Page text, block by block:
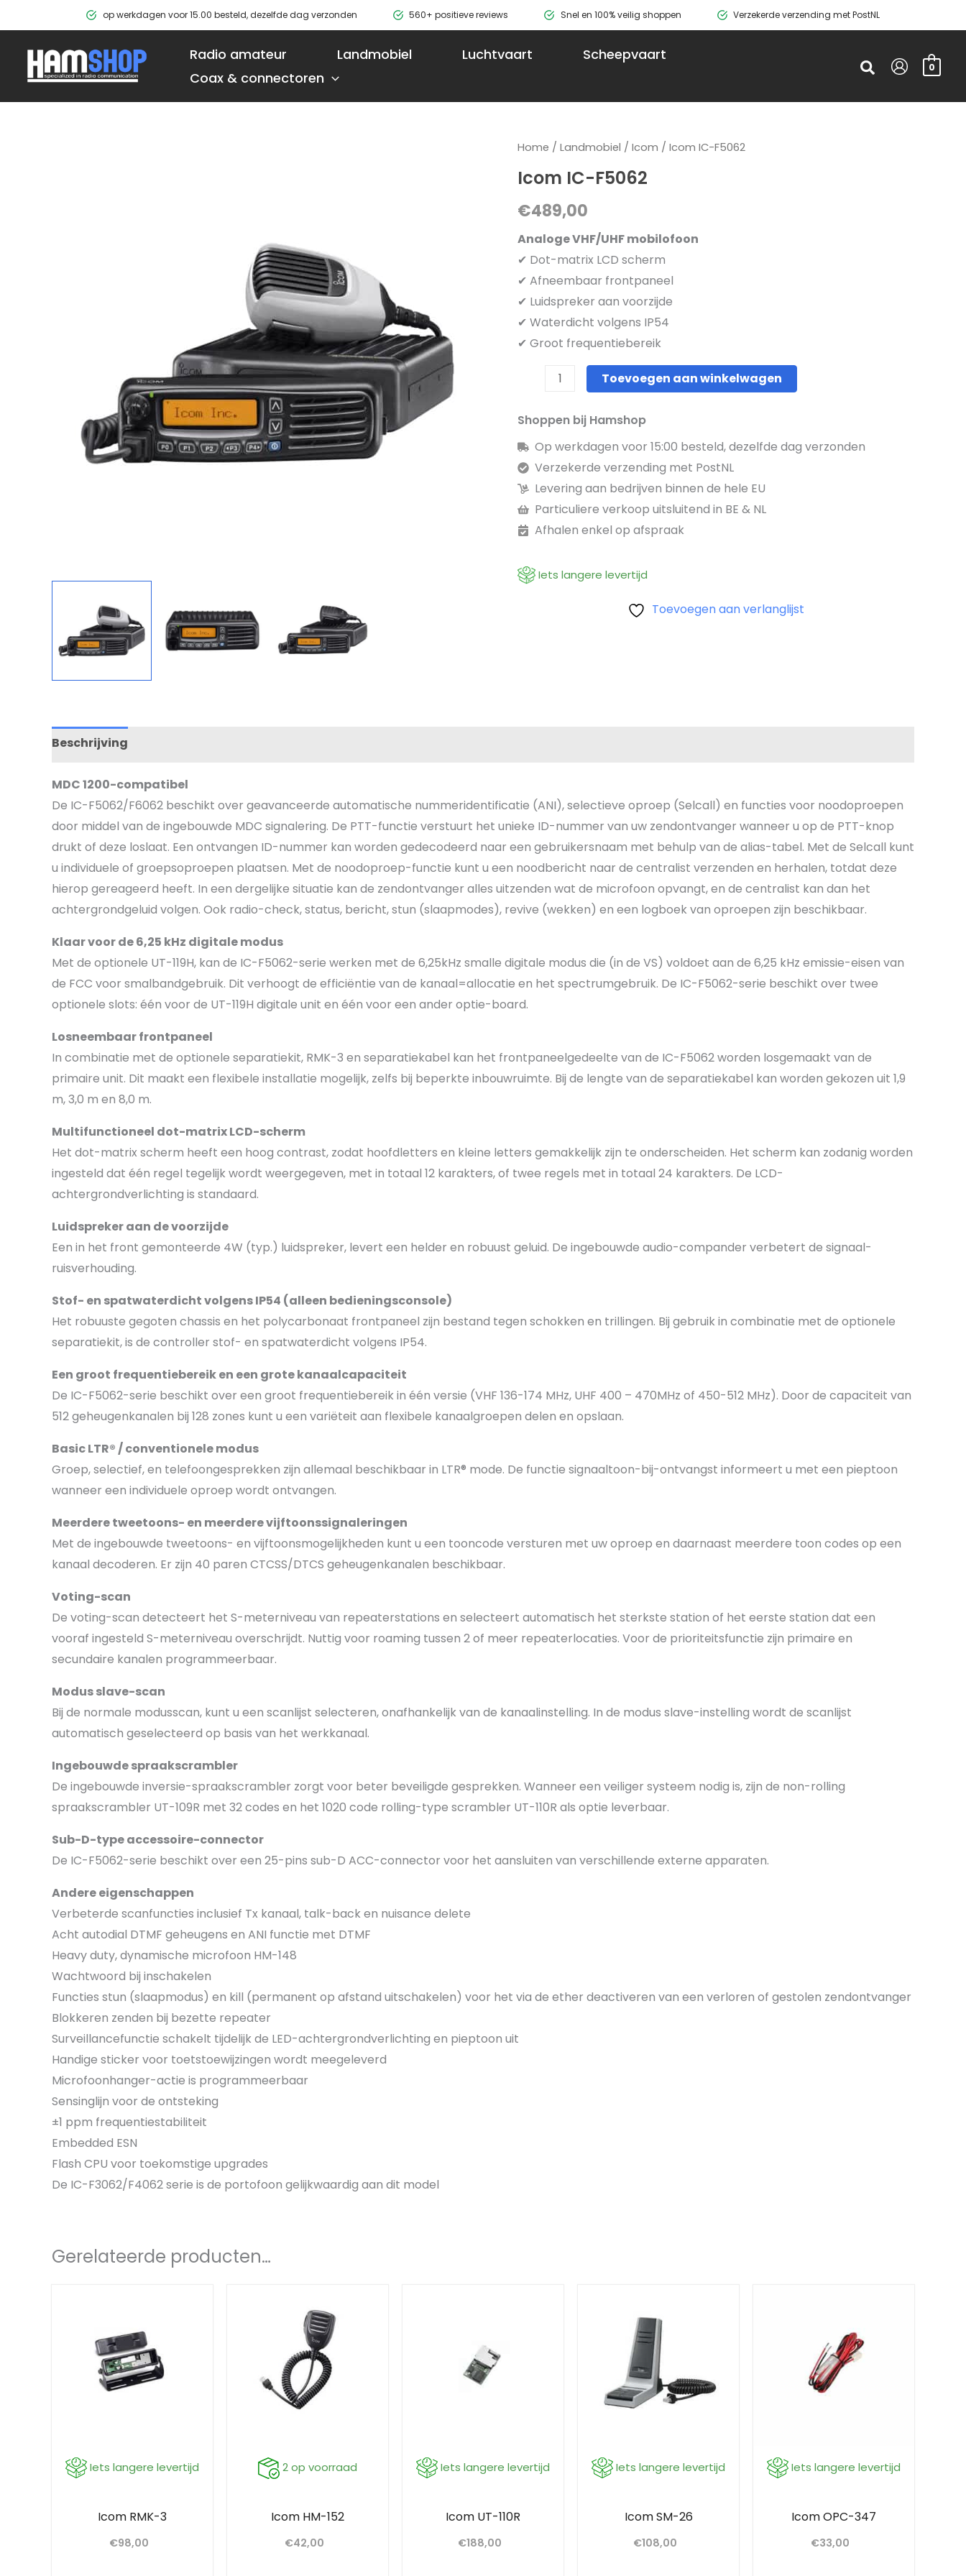
op werkdagen voor 15.00 besteld, dezelfde dag verzonden 560+ positieve reviews Snel en 100% veilig shoppen Verzekerde verzending met PostNL
naar
Radio amateur Landmobiel Luchtvaart
Scheepvaart
Coax & connectoren
Zoeken 0
Home / Landmobiel / Icom / Icom IC-F5062
Icom IC-F5062
€489,00
Analoge VHF/UHF mobilofoon
✔ Dot-matrix LCD scherm
✔ Afneembaar frontpaneel
✔ Luidspreker aan voorzijde
✔ Waterdicht volgens IP54
✔ Groot frequentiebereik
Icom
IC-
F5062
aantal
Toevoegen aan winkelwagen
Shoppen bij Hamshop
Op werkdagen voor 15:00 besteld, dezelfde dag verzonden
Verzekerde verzending met PostNL
Levering aan bedrijven binnen de hele EU
Particuliere verkoop uitsluitend in BE & NL
Afhalen enkel op afspraak
Iets langere levertijd
Toevoegen aan verlanglijst
Beschrijving
MDC 1200-compatibel
De IC-F5062/F6062 beschikt over geavanceerde automatische nummeridentificatie (ANI), selectieve oproep (Selcall) en functies voor noodoproepen
door middel van de ingebouwde MDC signalering. De PTT-functie verstuurt het unieke ID-nummer van uw zendontvanger wanneer u op de PTT-knop
drukt of deze loslaat. Een ontvangen ID-nummer kan worden gedecodeerd naar een gebruikersnaam met behulp van de alias-tabel. Met de Selcall kunt
u individuele of groepsoproepen plaatsen. Met de noodoproep-functie kunt u een noodbericht naar de centralist verzenden en herhalen, totdat deze
hierop gereageerd heeft. In een dergelijke situatie kan de zendontvanger alles uitzenden wat de microfoon opvangt, en de centralist kan dan het
achtergrondgeluid volgen. Ook radio-check, status, bericht, stun (slaapmodes), revive (wekken) en een logboek van oproepen zijn beschikbaar.
Klaar voor de 6,25 kHz digitale modus
Met de optionele UT-119H, kan de IC-F5062-serie werken met de 6,25kHz smalle digitale modus die (in de VS) voldoet aan de 6,25 kHz emissie-eisen van
de FCC voor smalbandgebruik. Dit verhoogt de efficiëntie van de kanaal=allocatie en het spectrumgebruik. De IC-F5062-serie beschikt over twee
optionele slots: één voor de UT-119H digitale unit en één voor een ander optie-board.
Losneembaar frontpaneel
In combinatie met de optionele separatiekit, RMK-3 en separatiekabel kan het frontpaneelgedeelte van de IC-F5062 worden losgemaakt van de
primaire unit. Dit maakt een flexibele installatie mogelijk, zelfs bij beperkte inbouwruimte. Bij de lengte van de separatiekabel kan worden gekozen uit 1,9
m, 3,0 m en 8,0 m.
Multifunctioneel dot-matrix LCD-scherm
Het dot-matrix scherm heeft een hoog contrast, zodat hoofdletters en kleine letters gemakkelijk zijn te onderscheiden. Het scherm kan zodanig worden
ingesteld dat één regel tegelijk wordt weergegeven, met in totaal 12 karakters, of twee regels met in totaal 24 karakters. De LCD-
achtergrondverlichting is standaard.
Luidspreker aan de voorzijde
Een in het front gemonteerde 4W (typ.) luidspreker, levert een helder en robuust geluid. De ingebouwde audio-compander verbetert de signaal-
ruisverhouding.
Stof- en spatwaterdicht volgens IP54 (alleen bedieningsconsole)
Het robuuste gegoten chassis en het polycarbonaat frontpaneel zijn bestand tegen schokken en trillingen. Bij gebruik in combinatie met de optionele
separatiekit, is de controller stof- en spatwaterdicht volgens IP54.
Een groot frequentiebereik en een grote kanaalcapaciteit
De IC-F5062-serie beschikt over een groot frequentiebereik in één versie (VHF 136-174 MHz, UHF 400 – 470MHz of 450-512 MHz). Door de capaciteit van
512 geheugenkanalen bij 128 zones kunt u een variëteit aan flexibele kanaalgroepen delen en opslaan.
Basic LTR® / conventionele modus
Groep, selectief, en telefoongesprekken zijn allemaal beschikbaar in LTR® mode. De functie signaaltoon-bij-ontvangst informeert u met een pieptoon
wanneer een individuele oproep wordt ontvangen.
Meerdere tweetoons- en meerdere vijftoonssignaleringen
Met de ingebouwde tweetoons- en vijftoonsmogelijkheden kunt u een tooncode versturen met uw oproep en daarnaast meerdere toon codes op een
kanaal decoderen. Er zijn 40 paren CTCSS/DTCS geheugenkanalen beschikbaar.
Voting-scan
De voting-scan detecteert het S-meterniveau van repeaterstations en selecteert automatisch het sterkste station of het eerste station dat een
vooraf ingesteld S-meterniveau overschrijdt. Nuttig voor roaming tussen 2 of meer repeaterlocaties. Voor de prioriteitsfunctie zijn primaire en
secundaire kanalen programmeerbaar.
Modus slave-scan
Bij de normale modusscan, kunt u een scanlijst selecteren, onafhankelijk van de kanaalinstelling. In de modus slave-instelling wordt de scanlijst
automatisch geselecteerd op basis van het werkkanaal.
Ingebouwde spraakscrambler
De ingebouwde inversie-spraakscrambler zorgt voor beter beveiligde gesprekken. Wanneer een veiliger systeem nodig is, zijn de non-rolling
spraakscrambler UT-109R met 32 codes en het 1020 code rolling-type scrambler UT-110R als optie leverbaar.
Sub-D-type accessoire-connector
De IC-F5062-serie beschikt over een 25-pins sub-D ACC-connector voor het aansluiten van verschillende externe apparaten.
Andere eigenschappen
Verbeterde scanfuncties inclusief Tx kanaal, talk-back en nuisance delete
Acht autodial DTMF geheugens en ANI functie met DTMF
Heavy duty, dynamische microfoon HM-148
Wachtwoord bij inschakelen
Functies stun (slaapmodus) en kill (permanent op afstand uitschakelen) voor het via de ether deactiveren van een verloren of gestolen zendontvanger
Blokkeren zenden bij bezette repeater
Surveillancefunctie schakelt tijdelijk de LED-achtergrondverlichting en pieptoon uit
Handige sticker voor toetstoewijzingen wordt meegeleverd
Microfoonhanger-actie is programmeerbaar
Sensinglijn voor de ontsteking
±1 ppm frequentiestabiliteit
Embedded ESN
Flash CPU voor toekomstige upgrades
De IC-F3062/F4062 serie is de portofoon gelijkwaardig aan dit model
Gerelateerde producten…
Iets langere levertijd
Icom RMK-3
€98,00
2 op voorraad
Icom HM-152
€42,00
Iets langere levertijd
Icom UT-110R
€188,00
Iets langere levertijd
Icom SM-26
€108,00
Iets langere levertijd
Icom OPC-347
€33,00